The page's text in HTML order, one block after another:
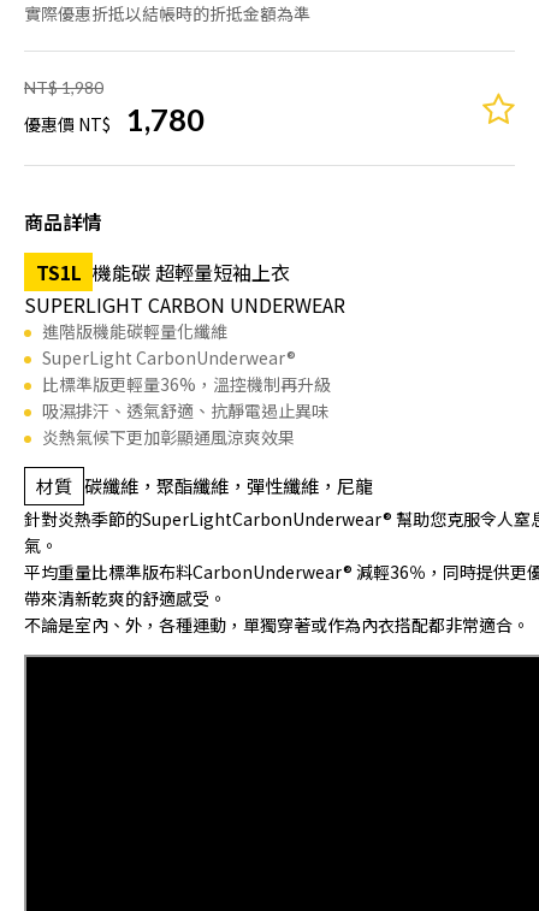
實際優惠折抵以結帳時的折抵金額為準
NT$ 1,980
優惠價 NT$ 1,780
商品詳情
TS1L 機能碳 超輕量短袖上衣
SUPERLIGHT CARBON UNDERWEAR
進階版機能碳輕量化纖維
SuperLight CarbonUnderwear®
比標準版更輕量36%，溫控機制再升級
吸濕排汗、透氣舒適、抗靜電遏止異味
炎熱氣候下更加彰顯通風涼爽效果
材質 碳纖維，聚酯纖維，彈性纖維，尼龍
針對炎熱季節的SuperLightCarbonUnderwear® 幫助您克服令人窒
氣。
平均重量比標準版布料CarbonUnderwear® 減輕36％，同時提供更
帶來清新乾爽的舒適感受。
不論是室內、外，各種運動，單獨穿著或作為內衣搭配都非常適合。